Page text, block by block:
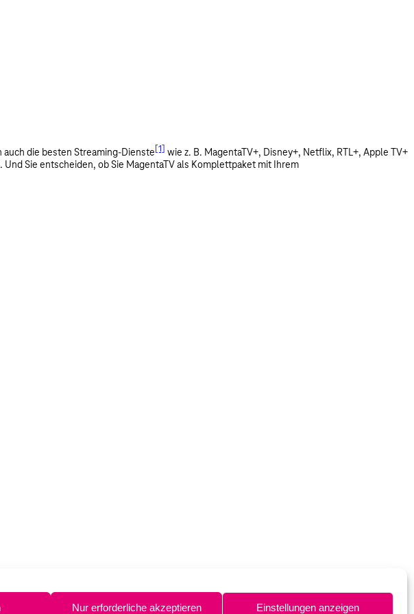
Nur erforderliche akzeptieren Einstellungen anzeigen
die besten Streaming-Dienste [1]
wie z. B. MagentaTV+, Disney+, Netflix, RTL+, Apple TV+
Sie entscheiden, ob Sie MagentaTV als Komplettpaket mit Ihrem